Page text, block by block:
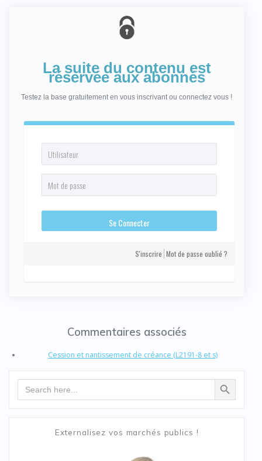
La suite du contenu est
réservée aux abonnés
Testez la base gratuitement en vous inscrivant ou connectez vous !
S'inscrire Mot de passe oublié ?
Commentaires associés
Cession et nantissement de créance (L2191-8 et s)
Search Search Button
Externalisez vos marchés publics !